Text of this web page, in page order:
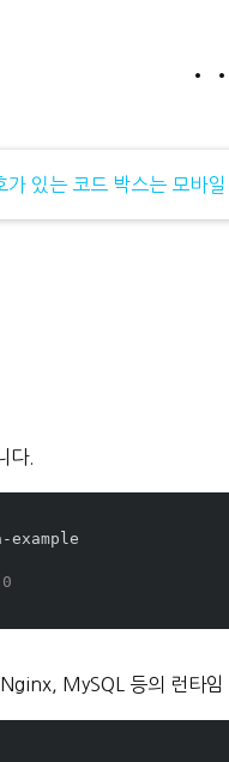
•
가 있는 코드 박스는 모바
다.
MySQL 등의 런타